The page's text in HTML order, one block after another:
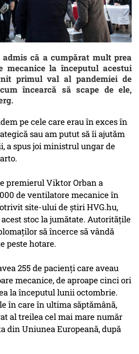
că a cumpărat mult prea
mecanice la începutul acestui
primul val al pandemiei de
încearcă să scape de ele,
pe cele care erau în exces în
sau am putut să îi ajutăm
a spus joi ministrul ungar de
premierul Viktor Orban a
de ventilatore mecanice în
site-ului de ştiri HVG.hu,
stoc la jumătate. Autorităţile
să încerce să vândă
peste hotare.
255 de pacienţi care aveau
mecanice, de aproape cinci ori
la începutul lunii octombrie.
în care în ultima săptămână,
al treilea cel mai mare număr
din Uniunea Europeană, după